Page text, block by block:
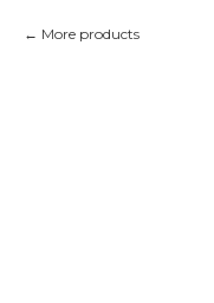
More products